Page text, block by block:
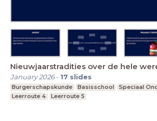
Nieuwjaarstradities over de hele
January 2026- 17 slides
Burgerschapskunde Basisschool
Speciaal
Leerroute 4
Leerroute 5